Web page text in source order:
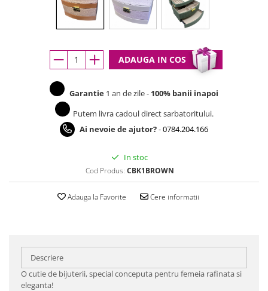
ADAUGA IN COS
Garantie 1 an de zile - 100% banii inapoi
Putem livra cadoul direct sarbatoritului.
Ai nevoie de ajutor?-0784.204.166
In stoc
Cod Produs: CBK1BROWN
Adauga la Favorite Cere informatii
Descriere
O cutie de bijuterii, special conceputa pentru femeia rafinata si
eleganta!